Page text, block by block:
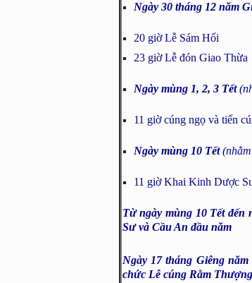
Ngày 30 tháng 12 năm
20 giờ Lễ Sám Hối
23 giờ Lễ đón Giao Thừa
Ngày mùng 1, 2, 3 Tết
11 giờ cúng ngọ và tiến
Ngày mùng 10 Tết(nhằm
11 giờ Khai Kinh Dược
Từ ngày mùng 10 Tết đến
Sư và Cầu An đầu năm
Ngày 17 tháng Giêng
chức Lễ cúng Rằm